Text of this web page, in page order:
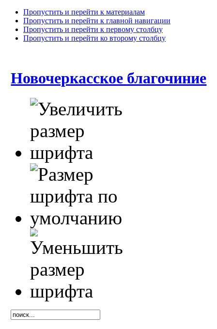
Пропустить и перейти к материалам
Пропустить и перейти к главной навигации
Пропустить и перейти к первому столбцу
Пропустить и перейти ко второму столбцу
Новочеркасское благочиние